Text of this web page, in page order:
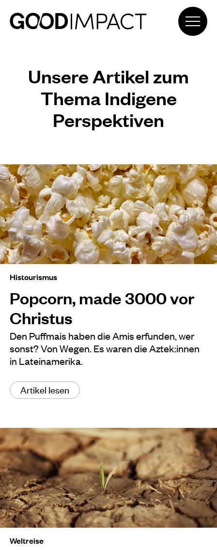
Unsere Artikel zum
Thema Indigene
Perspektiven
Histourismus
Popcorn, made 3000 vor
Christus
Den Puffmais haben die Amis erfunden, wer
sonst? Von Wegen. Es waren die Aztek:innen
in Lateinamerika.
Artikel lesen
Weltreise